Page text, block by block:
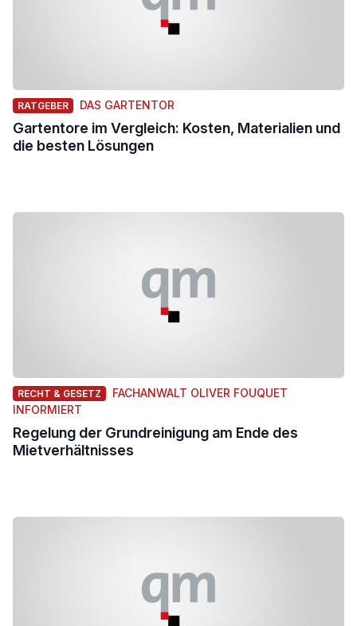
RATGEBER DAS GARTENTOR
Gartentore im Vergleich: Kosten, Materialien und
die besten Lösungen
RECHT & GESETZ
FACHANWALT OLIVER FOUQUET
INFORMIERT
Regelung der Grundreinigung am Ende des
Mietverhältnisses